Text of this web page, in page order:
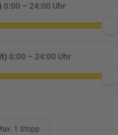
0:00 – 24:00 Uhr
0:00 – 24:00 Uhr
1 Stopp